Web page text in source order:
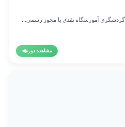
آموزشگاه نقدی با مجوز رسمی...
مشاهده دوره◀